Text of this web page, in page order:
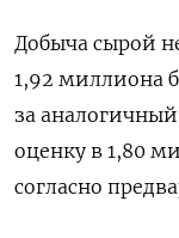
Добыча сырой
1,92 миллиона
за
оценку в 1,80
согласно